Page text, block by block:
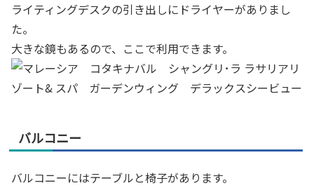
ライティングデスクの引き出しにドライヤーがありまし
た。
大きな鏡もあるので、ここで利用できます。
バルコニー
バルコニーにはテーブルと椅子があります。